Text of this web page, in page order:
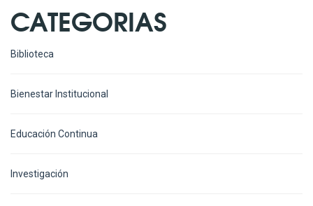
CATEGORIAS
Biblioteca
Bienestar Institucional
Educación Continua
Investigación